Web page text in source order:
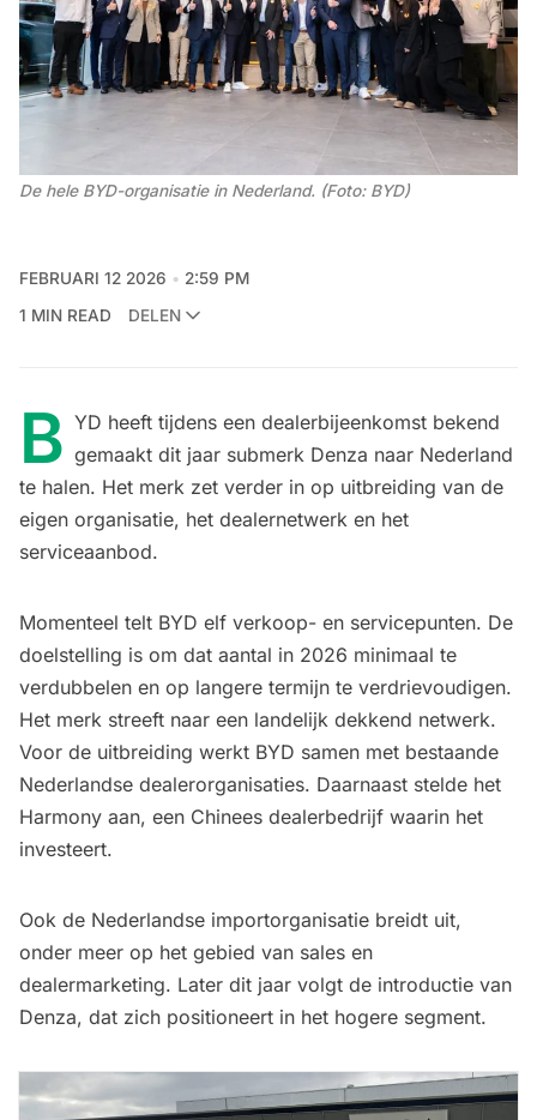
De hele BYD-organisatie in Nederland. (Foto: BYD)
FEBRUARI 12 2026
2:59 PM
1 MIN READ
DELEN
B YD heeft tijdens een dealerbijeenkomst bekend
gemaakt dit jaar submerk Denza naar Nederland
te halen. Het merk zet verder in op uitbreiding van de
eigen organisatie, het dealernetwerk en het
serviceaanbod.
Momenteel telt BYD elf verkoop- en servicepunten. De
doelstelling is om dat aantal in 2026 minimaal te
verdubbelen en op langere termijn te verdrievoudigen.
Het merk streeft naar een landelijk dekkend netwerk.
Voor de uitbreiding werkt BYD samen met bestaande
Nederlandse dealerorganisaties. Daarnaast stelde het
Harmony aan, een Chinees dealerbedrijf waarin het
investeert.
Ook de Nederlandse importorganisatie breidt uit,
onder meer op het gebied van sales en
dealermarketing. Later dit jaar volgt de introductie van
Denza, dat zich positioneert in het hogere segment.